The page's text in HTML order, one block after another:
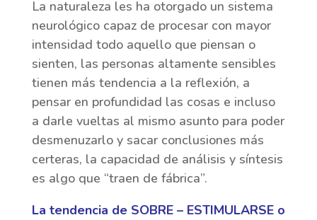
La naturaleza les ha otorgado un sistema
neurológico capaz de procesar con mayor
intensidad todo aquello que piensan o
sienten, las personas altamente sensibles
tienen más tendencia a la reflexión, a
pensar en profundidad las cosas e incluso
a darle vueltas al mismo asunto para poder
desmenuzarlo y sacar conclusiones más
certeras, la capacidad de análisis y síntesis
es algo que “traen de fábrica”.
La tendencia de SOBRE – ESTIMULARSE o